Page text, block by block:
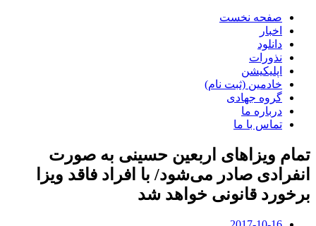
صفحه نخست
اخبار
دانلود
نذورات
اپلیکیشن
خادمین (ثبت نام)
گروه جهادی
درباره ما
تماس با ما
تمام ویزاهای اربعین حسینی به صورت
انفرادی صادر می‌شود/ با افراد فاقد ویزا
برخورد قانونی خواهد شد